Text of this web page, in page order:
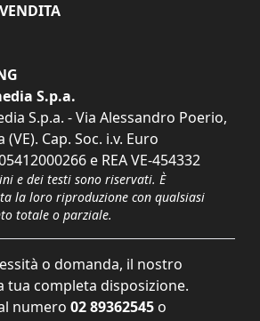
S.p.a.
S.p.a. - Via Alessandro Poerio,
Cap. Soc. i.v. Euro
e REA VE-454332
e dei testi sono riservati. È
la loro riproduzione con qualsiasi
totale o parziale.
o domanda, il nostro
tua completa disposizione.
numero 02 89362545 o